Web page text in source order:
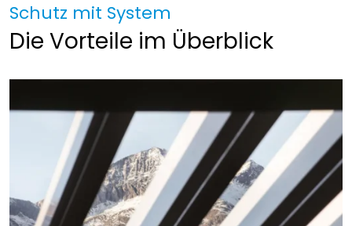
Schutz mit System
Die Vorteile im Überblick